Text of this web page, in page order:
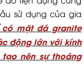
sử dụng của gia
mặt đá granite
động lớn với kính
nên sự thoáng